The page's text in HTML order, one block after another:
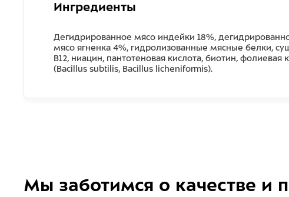
Ингредиенты
Дегидрированное мясо индейки 18%,
мясо ягненка 4%, гидролизованные мясные белки,
B12, ниацин, пантотеновая кислота, биотин,
(Bacillus subtilis, Bacillus licheniformis).
Мы заботимся о качестве и